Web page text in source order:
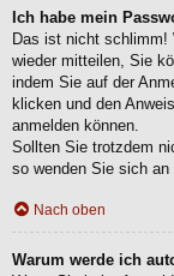
Ich habe mein
Das ist nicht schlimm!
wieder mitteilen, Sie
indem Sie auf der
klicken und den
anmelden können.
Sollten Sie trotzdem
so wenden Sie sich
Nach oben
Warum werde ich